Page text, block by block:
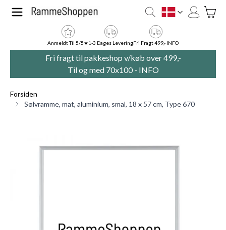
Skip to Content
DK
Anmeldt Til 5/5★1-3 Dages LeveringFri Fragt 499,- INFO
Fri fragt til pakkeshop v/køb over 499,-
Til og med 70x100 - INFO
Forsiden
Sølvramme, mat, aluminium, smal, 18 x 57 cm, Type 670